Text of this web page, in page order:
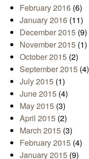
February 2016 (6)
January 2016 (11)
December 2015 (9)
November 2015 (1)
October 2015 (2)
September 2015 (4)
July 2015 (1)
June 2015 (4)
May 2015 (3)
April 2015 (2)
March 2015 (3)
February 2015 (4)
January 2015 (9)